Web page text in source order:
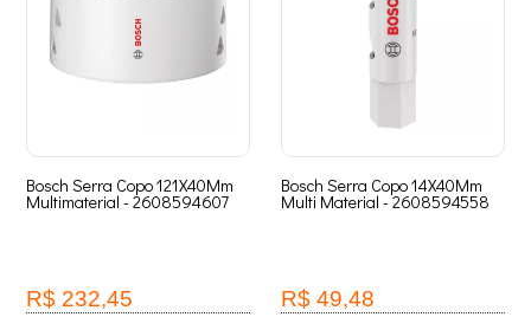
Bosch Serra Copo 121X40Mm
Multimaterial - 2608594607
R$ 232,45
Bosch Serra Copo 14X40Mm
Multi Material - 2608594558
R$ 49,48